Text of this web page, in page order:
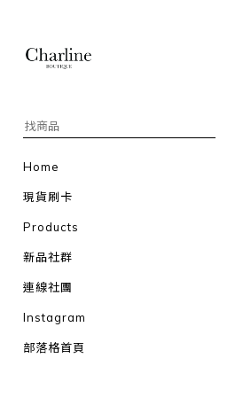
Home
現貨刷卡
Products
新品社群
連線社團
Instagram
部落格首頁